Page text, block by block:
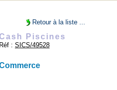
Retour à la liste ...
Piscines
Réf : SICS/49528